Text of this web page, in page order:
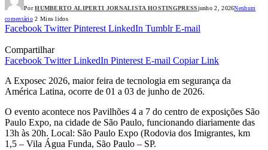
Por HUMBERTO ALIPERTI JORNALISTA HOSTINGPRESSjunho 2, 2026Nenhum
comentário 2 Mins lidos
Facebook Twitter Pinterest LinkedIn Tumblr E-mail
Compartilhar
Facebook Twitter LinkedIn Pinterest E-mail Copiar Link
A Exposec 2026, maior feira de tecnologia em segurança da
América Latina, ocorre de 01 a 03 de junho de 2026.
O evento acontece nos Pavilhões 4 a 7 do centro de exposições São
Paulo Expo, na cidade de São Paulo, funcionando diariamente das
13h às 20h. Local: São Paulo Expo (Rodovia dos Imigrantes, km
1,5 – Vila Água Funda, São Paulo – SP.